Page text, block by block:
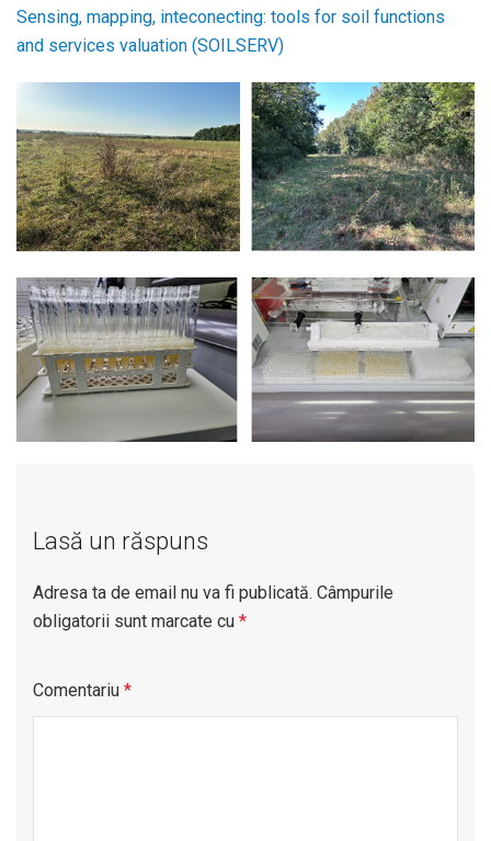
Sensing, mapping, inteconecting: tools for soil functions
and services valuation (SOILSERV)
Lasă un răspuns
Adresa ta de email nu va fi publicată. Câmpurile
obligatorii sunt marcate cu *
Comentariu *